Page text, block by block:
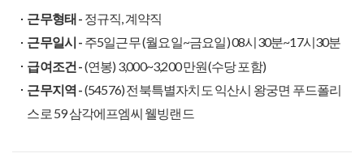
근무형태 - 정규직, 계약직
근무일시 - 주5일근무 (월요일~금요일) 08시30분~17시30분
급여조건 -(연봉) 3,000~3,200 만원(수당 포함)
근무지역 -(54576) 전북특별자치도 익산시 왕궁면 푸드폴리
스로 59 삼각에프엠씨 웰빙랜드